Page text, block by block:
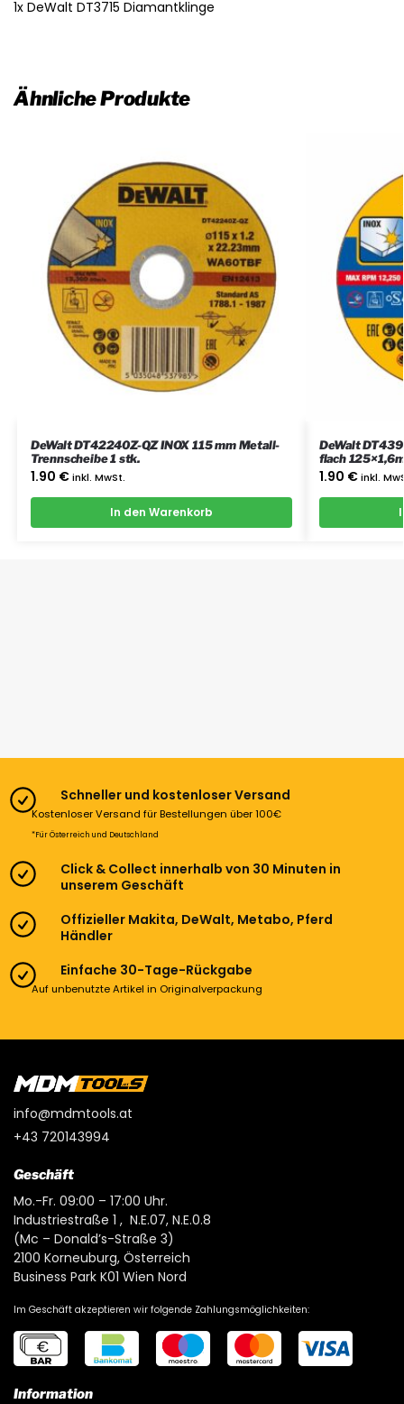
1x DeWalt DT3715 Diamantklinge
Ähnliche Produkte
DeWalt DT42240Z-QZ INOX 115 mm Metall-
Trennscheibe 1 stk.
1.90 € inkl. MwSt.
In den Warenkorb
DeWalt
flach
1.90 € inkl.
Schneller und kostenloser Versand
Kostenloser Versand für Bestellungen über 100€
*Für Österreich und Deutschland
Click & Collect innerhalb von 30 Minuten in
unserem Geschäft
Offizieller Makita, DeWalt, Metabo, Pferd
Händler
Einfache 30-Tage-Rückgabe
Auf unbenutzte Artikel in Originalverpackung
info@mdmtools.at
+43 720143994
Geschäft
Mo.-Fr. 09:00 – 17:00 Uhr.
Industriestraße 1 , N.E.07, N.E.0.8
(Mc – Donald’s-Straße 3)
2100 Korneuburg, Österreich
Business Park K01 Wien Nord
Im Geschäft akzeptieren wir folgende Zahlungsmöglichkeiten:
Information